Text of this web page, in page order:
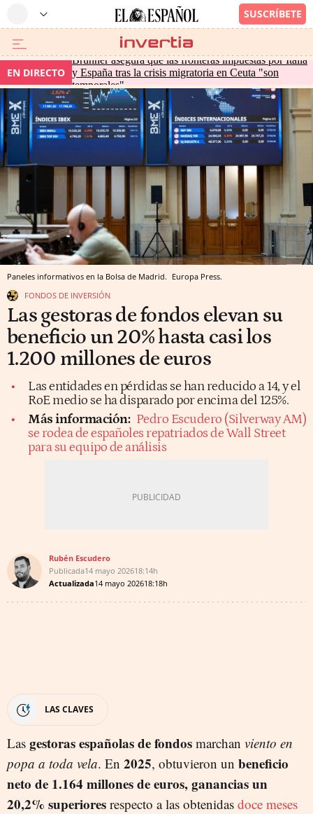
EN DIRECTO
Brunner asegura que las fronteras impuestas por Italia
y España tras la crisis migratoria en Ceuta "son
temporales"
Paneles informativos en la Bolsa de Madrid. Europa Press.
FONDOS DE INVERSIÓN
Las gestoras de fondos elevan su
beneficio un 20% hasta casi los
1.200 millones de euros
Las entidades en pérdidas se han reducido a 14, y el
RoE medio se ha disparado por encima del 125%.
Más información: Pedro Escudero (Silverway AM)
se rodea de españoles repatriados de Wall Street
para su equipo de análisis
Rubén Escudero
Publicada14 mayo 202618:14h
Actualizada14 mayo 202618:18h
LAS CLAVES
Las gestoras españolas de fondos marchan viento en
popa a toda vela. En 2025, obtuvieron un beneficio
neto de 1.164 millones de euros, ganancias un
20,2% superiores respecto a las obtenidas doce meses